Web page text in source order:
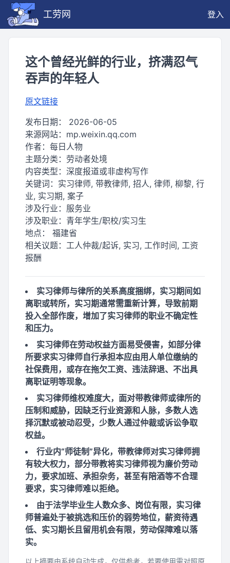
工劳网 登入
这个曾经光鲜的行业，挤满忍气
吞声的年轻人
原文链接
发布日期： 2026-06-05
来源网站： mp.weixin.qq.com
作者： 每日人物
主题分类： 劳动者处境
内容类型： 深度报道或非虚构写作
关键词： 实习律师, 带教律师, 招人, 律师, 柳黎, 行
业, 实习期, 案子
涉及行业： 服务业
涉及职业： 青年学生/职校/实习生
地点： 福建省
相关议题： 工人仲裁/起诉, 实习, 工作时间, 工资
报酬
实习律师与律所的关系高度捆绑，实习期间如
离职或转所，实习期通常需重新计算，导致前期
投入全部作废，增加了实习律师的职业不确定性
和压力。
实习律师在劳动权益方面易受侵害，如部分律
所要求实习律师自行承担本应由用人单位缴纳的
社保费用，或存在拖欠工资、违法辞退、不出具
离职证明等现象。
实习律师维权难度大，面对带教律师或律所的
压制和威胁，因缺乏行业资源和人脉，多数人选
择沉默或被动忍受，少数人通过仲裁或诉讼争取
权益。
行业内“师徒制”异化，带教律师对实习律师拥
有较大权力，部分带教将实习律师视为廉价劳动
力，要求加班、承担杂务，甚至有陪酒等不合理
要求，实习律师难以拒绝。
由于法学毕业生人数众多、岗位有限，实习律
师普遍处于被挑选和压价的弱势地位，薪资待遇
低、实习期长且留用机会有限，劳动保障难以落
实。
以上摘要由系统自动生成，仅供参考，若要使用需对照原